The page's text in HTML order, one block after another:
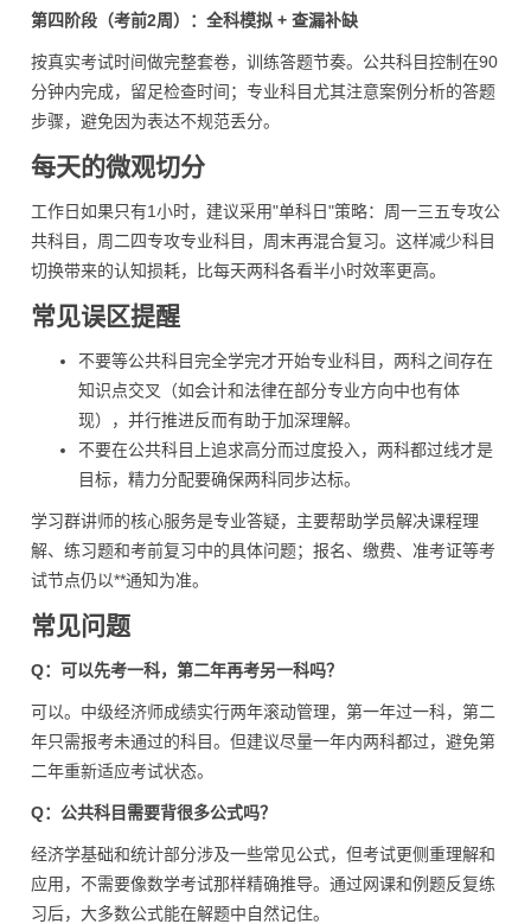
第四阶段（考前2周）：全科模拟 + 查漏补缺
按真实考试时间做完整套卷，训练答题节奏。公共科目控制在90
分钟内完成，留足检查时间；专业科目尤其注意案例分析的答题
步骤，避免因为表达不规范丢分。
每天的微观切分
工作日如果只有1小时，建议采用"单科日"策略：周一三五专攻公
共科目，周二四专攻专业科目，周末再混合复习。这样减少科目
切换带来的认知损耗，比每天两科各看半小时效率更高。
常见误区提醒
不要等公共科目完全学完才开始专业科目，两科之间存在
知识点交叉（如会计和法律在部分专业方向中也有体
现），并行推进反而有助于加深理解。
不要在公共科目上追求高分而过度投入，两科都过线才是
目标，精力分配要确保两科同步达标。
学习群讲师的核心服务是专业答疑，主要帮助学员解决课程理
解、练习题和考前复习中的具体问题；报名、缴费、准考证等考
试节点仍以**通知为准。
常见问题
Q：可以先考一科，第二年再考另一科吗？
可以。中级经济师成绩实行两年滚动管理，第一年过一科，第二
年只需报考未通过的科目。但建议尽量一年内两科都过，避免第
二年重新适应考试状态。
Q：公共科目需要背很多公式吗？
经济学基础和统计部分涉及一些常见公式，但考试更侧重理解和
应用，不需要像数学考试那样精确推导。通过网课和例题反复练
习后，大多数公式能在解题中自然记住。